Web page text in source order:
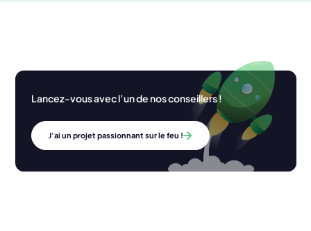
Lancez-vous avec l’un de nos conseillers !
J’ai un projet passionnant sur le feu !